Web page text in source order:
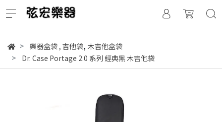
樂器盒袋, 吉他袋, 木吉他盒袋
Dr. Case Portage 2.0 系列 經典黑 木吉他袋